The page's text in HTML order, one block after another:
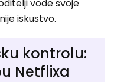
vode svoje
iskustvo.
kontrolu:
Netflixa